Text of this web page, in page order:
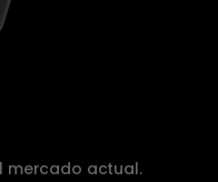
mercado actual.